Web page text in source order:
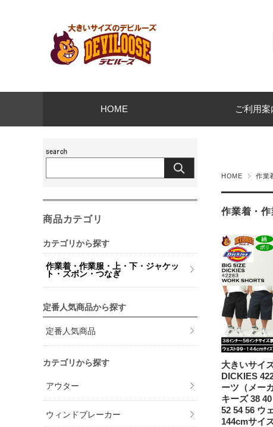
HOME ご利用案
HOME 作業
作業着・
大きいサイ
DICKIES
ーツ（メー
キーズ 38
52 54 56 ウ
144cmサイ
商品カテゴリ
カテゴリから探す
作業着・作業服・上・下・ジャケッ
ト・ズボン・つなぎ
定番人気商品から探す
定番人気商品
カテゴリから探す
アウター
ウィンドブレーカー